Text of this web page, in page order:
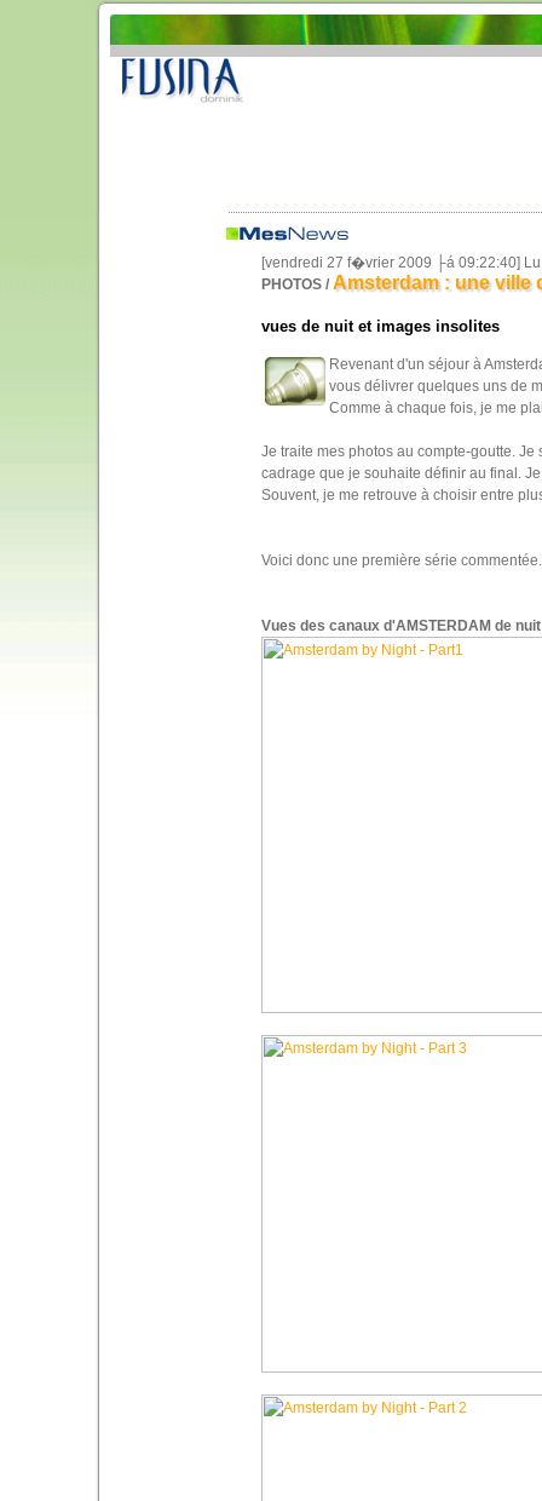
[vendredi 27 f�vrier 2009 ├á 09:22:40]
PHOTOS / Amsterdam : une ville
vues de nuit et images insolites
Revenant d'un séjour à
vous délivrer quelques uns de
Comme à chaque fois, je me
Je traite mes photos au compte-goutte.
cadrage que je souhaite définir au final.
Souvent, je me retrouve à choisir entre
Voici donc une première série commentée.
Vues des canaux d'AMSTERDAM de